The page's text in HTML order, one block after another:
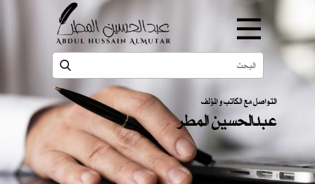
التواصل مع الكاتب و المؤلف
عبدالحسين المطر